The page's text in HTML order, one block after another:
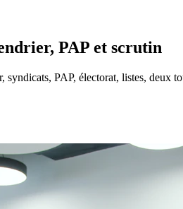
PAP et scrutin
PAP, électorat, listes, deux